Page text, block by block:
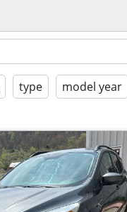
type model year